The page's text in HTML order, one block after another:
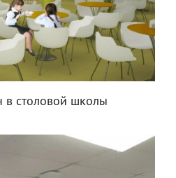
в столовой школы